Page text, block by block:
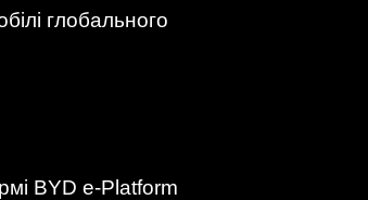
глобального
BYD e-Platform